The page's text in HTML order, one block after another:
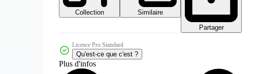
Collection
Similaire
Partager
Licence Pro Standard
Qu'est-ce que c'est ?
Plus d'infos